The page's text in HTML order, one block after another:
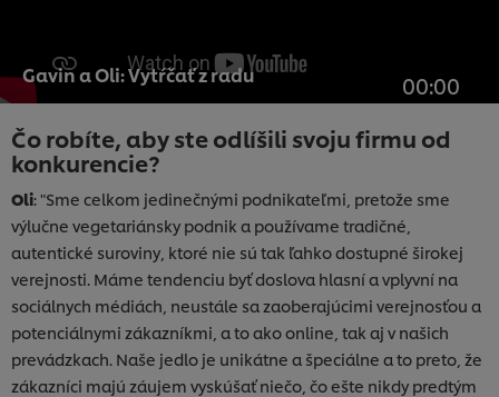
Gavin a Oli: Vytŕčať z radu
00:00
Čo robíte, aby ste odlíšili svoju firmu od
konkurencie?
Oli: "Sme celkom jedinečnými podnikateľmi, pretože sme
výlučne vegetariánsky podnik a používame tradičné,
autentické suroviny, ktoré nie sú tak ľahko dostupné širokej
verejnosti. Máme tendenciu byť doslova hlasní a vplyvní na
sociálnych médiách, neustále sa zaoberajúcimi verejnosťou a
potenciálnymi zákazníkmi, a to ako online, tak aj v našich
prevádzkach. Naše jedlo je unikátne a špeciálne a to preto, že
zákazníci majú záujem vyskúšať niečo, čo ešte nikdy predtým